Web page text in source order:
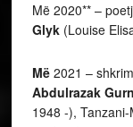
Më 2020** –
Glyk (Louise
Më 2021 –
Abdulrazak
1948 -),